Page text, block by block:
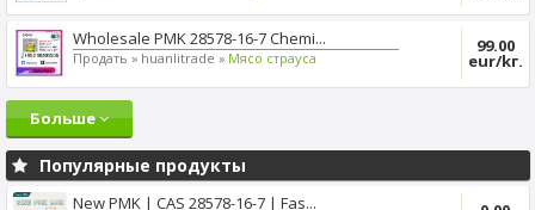
Wholesale PMK 28578-16-7 Chemi...
Продать » huanlitrade » Mясо страуса
99.00
eur/kг.
Больше
Популярные продукты
New PMK | CAS 28578-16-7 | Fas...